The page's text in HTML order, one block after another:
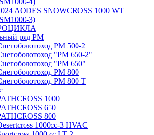
4)
AODES SNOWCROSS 1000 WT
3)
ряд РМ
РМ 500-2
"РМ 650-2"
"РМ 650"
РМ 800
РМ 800 Т
1000
650
800
1000cc-3 HVAC